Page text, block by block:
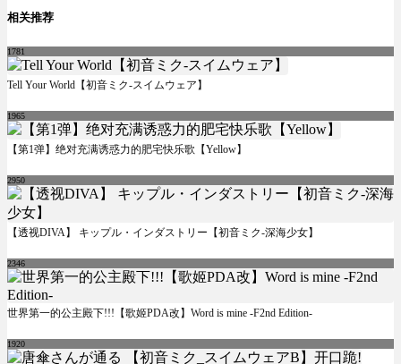
相关推荐
1781
Tell Your World【初音ミク-スイムウェア】
1965
【第1弹】绝对充满诱惑力的肥宅快乐歌【Yellow】
2950
【透视DIVA】 キップル・インダストリー【初音ミク-深海少女】
2346
世界第一的公主殿下!!!【歌姬PDA改】Word is mine -F2nd Edition-
1920